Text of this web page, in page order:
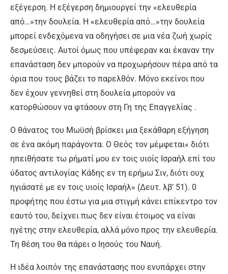
εξέγερση. Η εξέγερση δημιουργεί την «ελευθερία
από…»την δουλεία. Η «ελευθερία από…»την δουλεία
μπορεί ενδεχόμενα να οδηγήσει σε μια νέα ζωή χωρίς
δεσμεύσεις. Αυτοί όμως που υπέφεραν και έκαναν την
επανάσταση δεν μπορούν να προχωρήσουν πέρα από τα
όρια που τους βάζει το παρελθόν. Μόνο εκείνοι που
δεν έχουν γεννηθεί στη δουλεία μπορούν να
κατορθώσουν να φτάσουν στη Γη της Επαγγελίας .
Ο θάνατος του Μωϋσή βρίσκει μια ξεκάθαρη εξήγηση
σε ένα ακόμη παράγοντα. Ο Θεός τον μέμφεται« διότι
ηπειθήσατε τω ρήματί μου εν τοις υιοίς Ισραήλ επί του
ύδατος αντιλογίας Κάδης εν τη ερήμω Σιν, διότι ουχ
ηγιάσατέ με εν τοις υιοίς Ισραήλ» (Δευτ. λβ’ 51). 0
προφήτης που έστω για μια στιγμή κάνει επίκεντρο τον
εαυτό του, δείχνει πως δεν είναι έτοιμος να είναι
ηγέτης στην ελευθερία, αλλά μόνο προς την ελευθερία.
Τη θέση του θα πάρει ο Ιησούς του Ναυή.
Η ιδέα λοιπόν της επανάστασης που ενυπάρχει στην